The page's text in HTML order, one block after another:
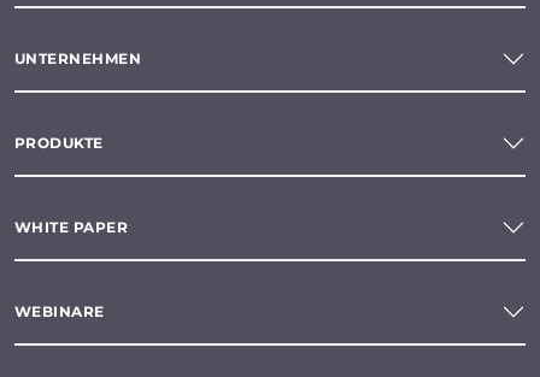
UNTERNEHMEN
PRODUKTE
WHITE PAPER
WEBINARE